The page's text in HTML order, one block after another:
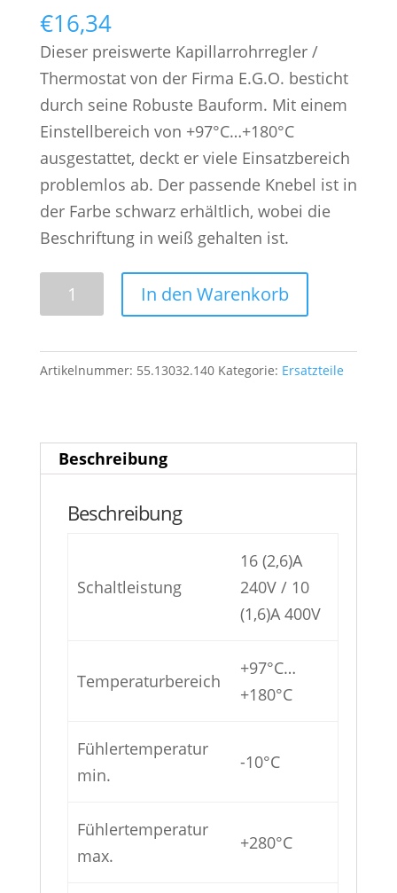
€16,34
Dieser preiswerte Kapillarrohrregler /
Thermostat von der Firma E.G.O. besticht
durch seine Robuste Bauform. Mit einem
Einstellbereich von +97°C…+180°C
ausgestattet, deckt er viele Einsatzbereich
problemlos ab. Der passende Knebel ist in
der Farbe schwarz erhältlich, wobei die
Beschriftung in weiß gehalten ist.
E.G.O.
Kapillarrohr-
mit
+97°C...+180°C
-
55.13032.140
In den Warenkorb
Artikelnummer: 55.13032.140 Kategorie: Ersatzteile
Beschreibung
Beschreibung
Schaltleistung
16 (2,6)A
240V / 10
(1,6)A 400V
Temperaturbereich
+97°C…
+180°C
Fühlertemperatur
min.
-10°C
Fühlertemperatur
max.
+280°C